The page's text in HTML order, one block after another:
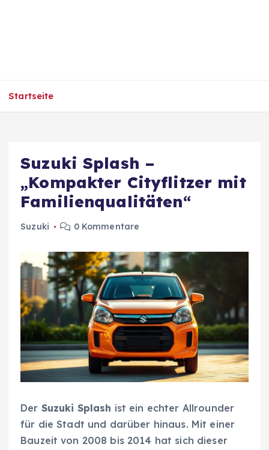
Startseite
Suzuki Splash –
„Kompakter Cityflitzer mit
Familienqualitäten“
Suzuki 0 Kommentare
Der Suzuki Splash ist ein echter Allrounder
für die Stadt und darüber hinaus. Mit einer
Bauzeit von 2008 bis 2014 hat sich dieser